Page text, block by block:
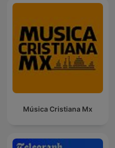
Música Cristiana Mx